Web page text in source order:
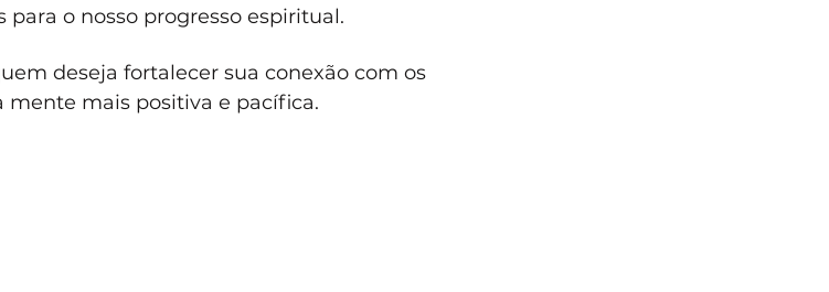
o nosso progresso espiritual.
deseja fortalecer sua conexão com os
mais positiva e pacífica.